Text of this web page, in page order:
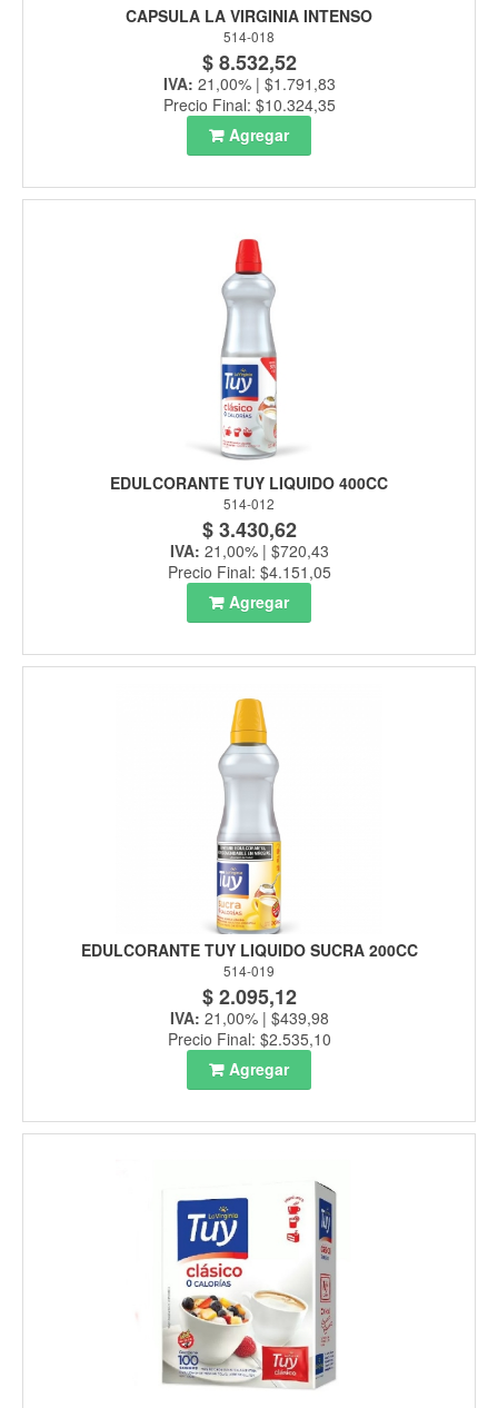
CAPSULA LA VIRGINIA INTENSO
514-018
$ 8.532,52
IVA: 21,00% | $1.791,83
Precio Final: $10.324,35
Agregar
EDULCORANTE TUY LIQUIDO 400CC
514-012
$ 3.430,62
IVA: 21,00% | $720,43
Precio Final: $4.151,05
Agregar
EDULCORANTE TUY LIQUIDO SUCRA 200CC
514-019
$ 2.095,12
IVA: 21,00% | $439,98
Precio Final: $2.535,10
Agregar